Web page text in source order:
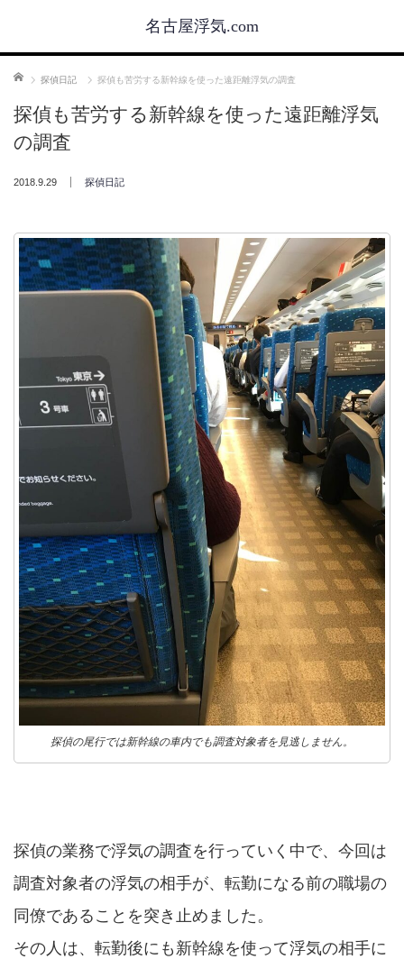
名古屋浮気.com
ホーム 探偵日記 探偵も苦労する新幹線を使った遠距離浮気の調査
探偵も苦労する新幹線を使った遠距離浮気
の調査
2018.9.29 探偵日記
探偵の尾行では新幹線の車内でも調査対象者を見逃しません。
探偵の業務で浮気の調査を行っていく中で、今回は
調査対象者の浮気の相手が、転勤になる前の職場の
同僚であることを突き止めました。
その人は、転勤後にも新幹線を使って浮気の相手に